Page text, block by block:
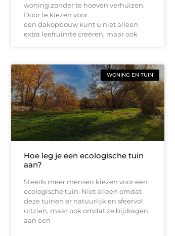
woning zonder te hoeven verhuizen.
Door te kiezen voor
een dakopbouw kunt u niet alleen
extra leefruimte creëren, maar ook
WONING EN TUIN
Hoe leg je een ecologische tuin
aan?
Steeds meer mensen kiezen voor een
ecologische tuin. Niet alleen omdat
deze tuinen er natuurlijk en sfeervol
uitzien, maar ook omdat ze bijdragen
aan een